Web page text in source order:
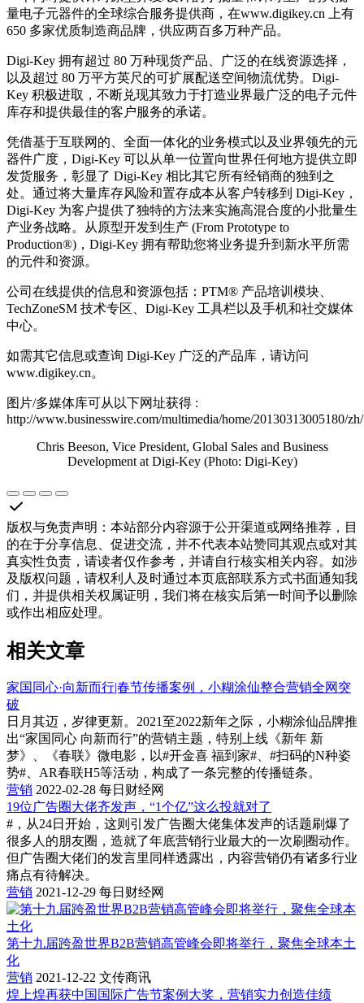
量电子元器件的全球综合服务提供商，在www.digikey.cn 上有
650 多家优质制造商品牌，供应两百多万种产品。
Digi-Key 拥有超过 80 万种现货产品、广泛的在线资源选择，
以及超过 80 万平方英尺的可扩展配送空间物流优势。Digi-
Key 积极进取，不断兑现其致力于打造业界最广泛的电子元件
库存和提供最佳的客户服务的承诺。
凭借基于互联网的、全面一体化的业务模式以及业界领先的元
器件广度，Digi-Key 可以从单一位置向世界任何地方提供立即
发货服务，彰显了 Digi-Key 相比其它所有经销商的独到之
处。通过将大量库存风险和置存成本从客户转移到 Digi-Key，
Digi-Key 为客户提供了独特的方法来实施高混合度的小批量生
产业务战略。从原型开发到生产 (From Prototype to
Production®)，Digi-Key 拥有帮助您将业务提升到新水平所需
的元件和资源。
公司在线提供的信息和资源包括：PTM® 产品培训模块、
TechZoneSM 技术专区、Digi-Key 工具栏以及手机和社交媒体
中心。
如需其它信息或查询 Digi-Key 广泛的产品库，请访问
www.digikey.cn。
图片/多媒体库可从以下网址获得 :
http://www.businesswire.com/multimedia/home/20130313005180/zh/
Chris Beeson, Vice President, Global Sales and Business
Development at Digi-Key (Photo: Digi-Key)
版权与免责声明 ： 本站部分内容源于公开渠道或网络推荐，目
的在于分享信息、促进交流，并不代表本站赞同其观点或对其
真实性负责，请读者仅作参考，并请自行核实相关内容。如涉
及版权问题，请权利人及时通过本页底部联系方式书面通知我
们，并提供相关权属证明，我们将在核实后第一时间予以删除
或作出相应处理。
相关文章
家国同心·向新而行|春节传播案例，小糊涂仙整合营销全网突
破
日月其迈，岁律更新。2021至2022新年之际，小糊涂仙品牌推
出“家国同心 向新而行”的营销主题，特别上线《新年 新
梦》、《春联》微电影，以#开金喜 福到家#、#扫码的N种姿
势#、AR春联H5等活动，构成了一条完整的传播链条。
营销 2022-02-28 每日财经网
19位广告圈大佬齐发声，“1个亿”这么投就对了
#，从24日开始，这则引发广告圈大佬集体发声的话题刷爆了
很多人的朋友圈，造就了年底营销行业最大的一次刷圈动作。
但广告圈大佬们的发言里同样透露出，内容营销仍有诸多行业
痛点有待解决。
营销 2021-12-29 每日财经网
第十九届跨盈世界B2B营销高管峰会即将举行，聚焦全球本土
化
营销 2021-12-22 文传商讯
煌上煌再获中国国际广告节案例大奖，营销实力创造佳绩